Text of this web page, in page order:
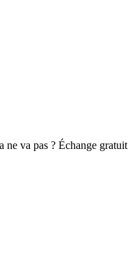
ne va pas ? Échange gratuit